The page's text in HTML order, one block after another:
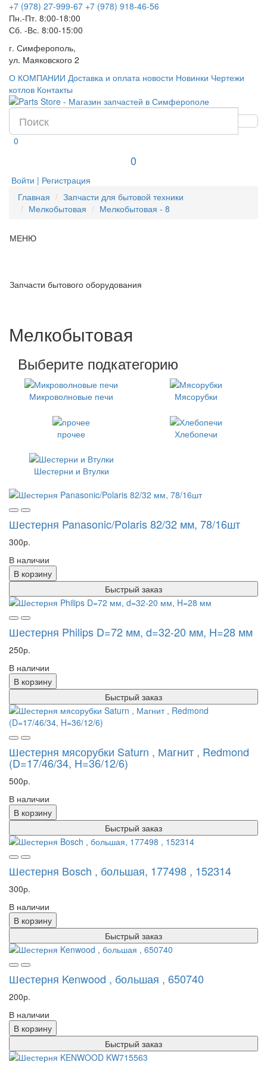
+7 (978) 27-999-67 +7 (978) 918-46-56
Пн.-Пт. 8:00-18:00
Сб. -Вс. 8:00-15:00
г. Симферополь,
ул. Маяковского 2
О КОМПАНИИ Доставка и оплата новости Новинки Чертежи
котлов Контакты
0
0
Войти | Регистрация
Главная
Запчасти для бытовой техники
Мелкобытовая
Мелкобытовая - 8
МЕНЮ
Запчасти бытового оборудования
Мелкобытовая
Выберите подкатегорию
Микроволновые печи Мясорубки
прочее Хлебопечи
Шестерни и Втулки
Шестерня Panasonic/Polaris 82/32 мм, 78/16шт
300р.
В наличии
В корзину
Быстрый заказ
Шестерня Philips D=72 мм, d=32-20 мм, H=28 мм
250р.
В наличии
В корзину
Быстрый заказ
Шестерня мясорубки Saturn , Магнит , Redmond
(D=17/46/34, H=36/12/6)
500р.
В наличии
В корзину
Быстрый заказ
Шестерня Bosch , большая, 177498 , 152314
300р.
В наличии
В корзину
Быстрый заказ
Шестерня Kenwood , большая , 650740
200р.
В наличии
В корзину
Быстрый заказ